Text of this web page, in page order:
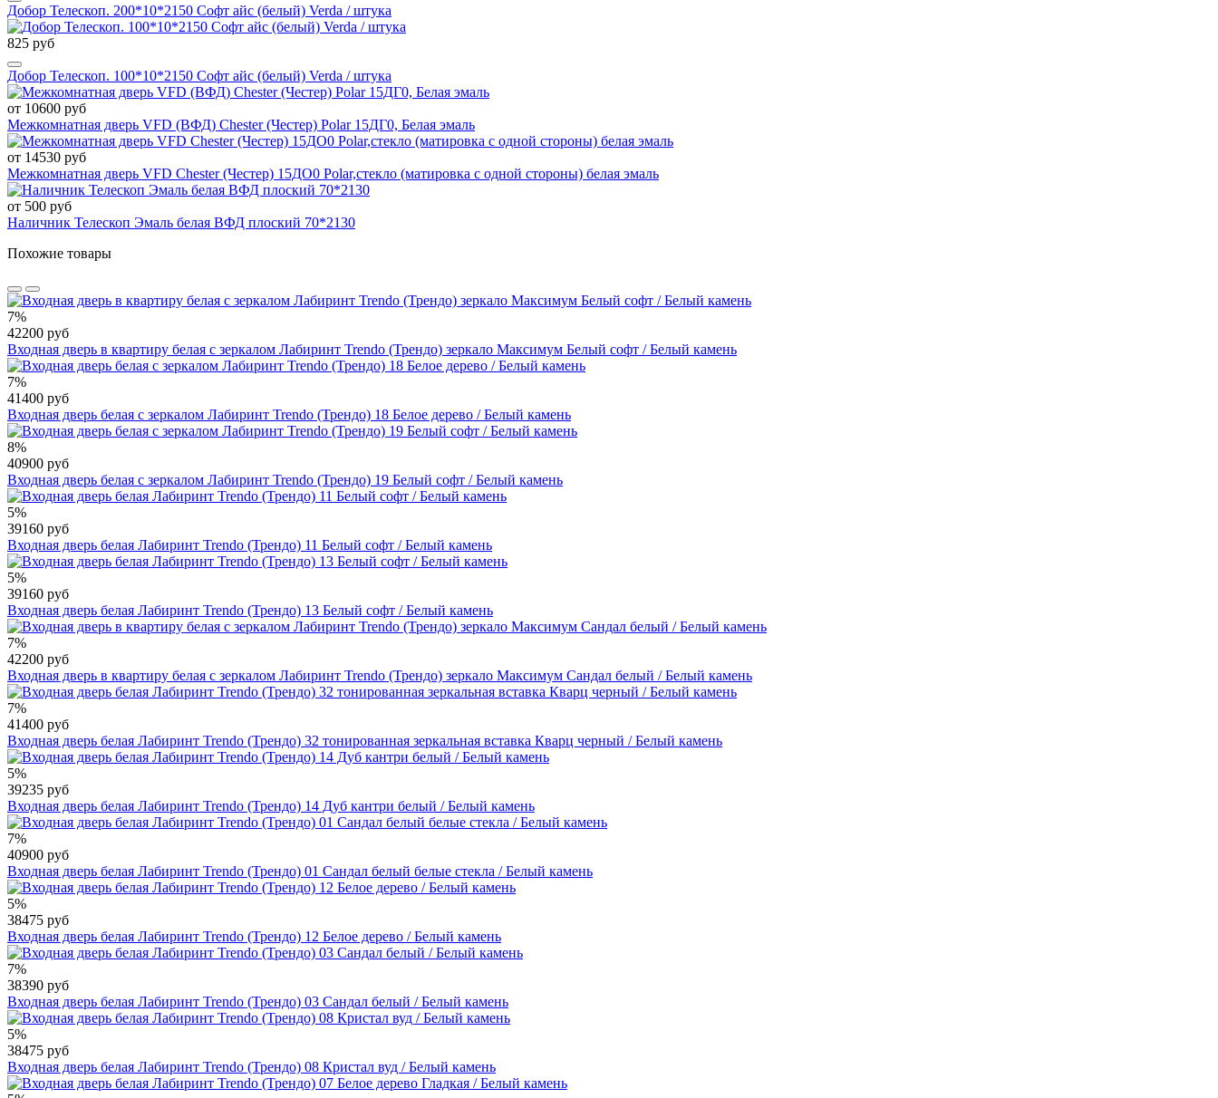
Добор Телескоп. 200*10*2150 Софт айс (белый) Verda / штука
825 руб
Добор Телескоп. 100*10*2150 Софт айс (белый) Verda / штука
от 10600 руб
Межкомнатная дверь VFD (ВФД) Chester (Честер) Polar 15ДГ0, Белая эмаль
от 14530 руб
Межкомнатная дверь VFD Chester (Честер) 15ДО0 Polar,стекло (матировка с одной стороны) белая эмаль
от 500 руб
Наличник Телескоп Эмаль белая ВФД плоский 70*2130
Похожие товары
7%
42200 руб
Входная дверь в квартиру белая с зеркалом Лабиринт Trendo (Трендо) зеркало Максимум Белый софт / Белый камень
7%
41400 руб
Входная дверь белая с зеркалом Лабиринт Trendo (Трендо) 18 Белое дерево / Белый камень
8%
40900 руб
Входная дверь белая с зеркалом Лабиринт Trendo (Трендо) 19 Белый софт / Белый камень
5%
39160 руб
Входная дверь белая Лабиринт Trendo (Трендо) 11 Белый софт / Белый камень
5%
39160 руб
Входная дверь белая Лабиринт Trendo (Трендо) 13 Белый софт / Белый камень
7%
42200 руб
Входная дверь в квартиру белая с зеркалом Лабиринт Trendo (Трендо) зеркало Максимум Сандал белый / Белый камень
7%
41400 руб
Входная дверь белая Лабиринт Trendo (Трендо) 32 тонированная зеркальная вставка Кварц черный / Белый камень
5%
39235 руб
Входная дверь белая Лабиринт Trendo (Трендо) 14 Дуб кантри белый / Белый камень
7%
40900 руб
Входная дверь белая Лабиринт Trendo (Трендо) 01 Сандал белый белые стекла / Белый камень
5%
38475 руб
Входная дверь белая Лабиринт Trendo (Трендо) 12 Белое дерево / Белый камень
7%
38390 руб
Входная дверь белая Лабиринт Trendo (Трендо) 03 Сандал белый / Белый камень
5%
38475 руб
Входная дверь белая Лабиринт Trendo (Трендо) 08 Кристал вуд / Белый камень